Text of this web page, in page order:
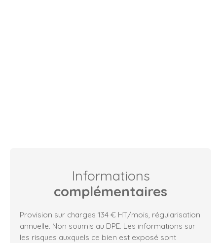
Informations
complémentaires
Provision sur charges 134 € HT/mois, régularisation
annuelle. Non soumis au DPE. Les informations sur
les risques auxquels ce bien est exposé sont